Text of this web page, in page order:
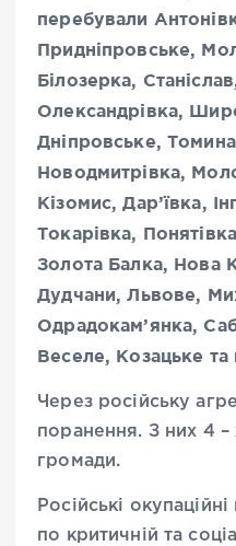
перебували
Придніпровське,
Білозерка,
Олександрівка,
Дніпровське,
Новодмитрівка,
Кізомис, Дар’ївка,
Токарівка,
Золота Балка, Нова
Дудчани, Львове,
Одрадокам’янка,
Веселе, Козацьке та
Через російську
поранення. З них 4 –
громади.
Російські
по критичній та